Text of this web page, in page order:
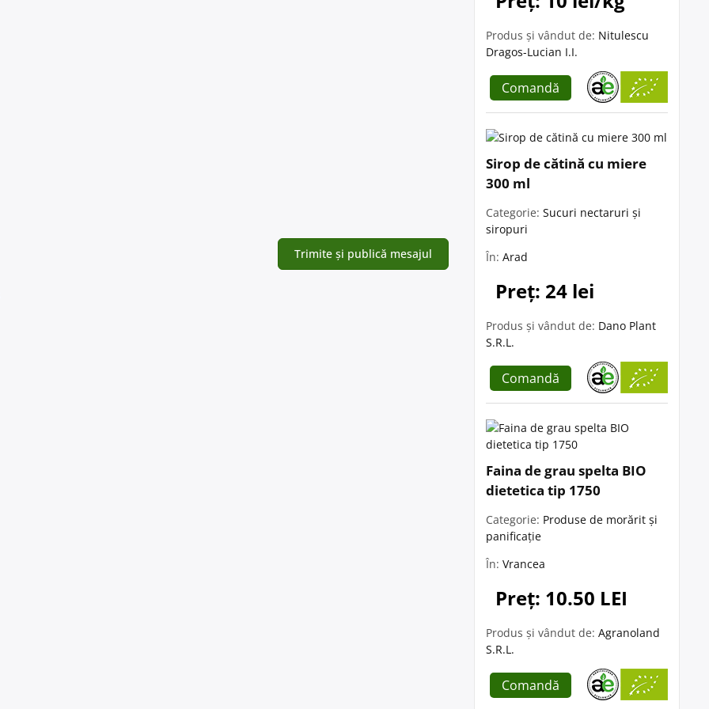
Produs și vândut de: Nitulescu
Dragos-Lucian I.I.
Comandă
Sirop de cătină cu miere
300 ml
Categorie: Sucuri nectaruri și
siropuri
În: Arad
Preț: 24 lei
Produs și vândut de: Dano Plant
S.R.L.
Comandă
Faina de grau spelta BIO
dietetica tip 1750
Categorie: Produse de morărit și
panificație
În: Vrancea
Preț: 10.50 LEI
Produs și vândut de: Agranoland
S.R.L.
Comandă